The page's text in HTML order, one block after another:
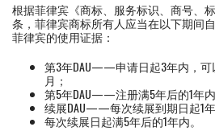
根据菲律宾《商标、服务标识、商号、
条，菲律宾商标所有人应当在以下期间
菲律宾的使用证据：
第3年DAU——申请日起3年内，可
月；
第5年DAU——注册满5年后的1年内
续展DAU——每次续展到期日起1
每次续展日起满5年后的1年内。